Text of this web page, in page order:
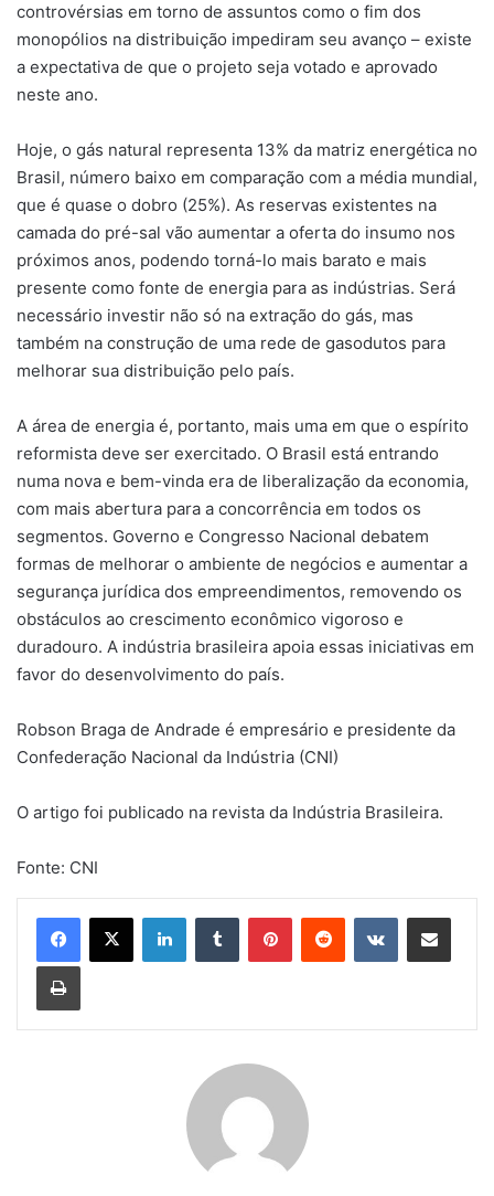
controvérsias em torno de assuntos como o fim dos
monopólios na distribuição impediram seu avanço – existe
a expectativa de que o projeto seja votado e aprovado
neste ano.
Hoje, o gás natural representa 13% da matriz energética no
Brasil, número baixo em comparação com a média mundial,
que é quase o dobro (25%). As reservas existentes na
camada do pré-sal vão aumentar a oferta do insumo nos
próximos anos, podendo torná-lo mais barato e mais
presente como fonte de energia para as indústrias. Será
necessário investir não só na extração do gás, mas
também na construção de uma rede de gasodutos para
melhorar sua distribuição pelo país.
A área de energia é, portanto, mais uma em que o espírito
reformista deve ser exercitado. O Brasil está entrando
numa nova e bem-vinda era de liberalização da economia,
com mais abertura para a concorrência em todos os
segmentos. Governo e Congresso Nacional debatem
formas de melhorar o ambiente de negócios e aumentar a
segurança jurídica dos empreendimentos, removendo os
obstáculos ao crescimento econômico vigoroso e
duradouro. A indústria brasileira apoia essas iniciativas em
favor do desenvolvimento do país.
Robson Braga de Andrade é empresário e presidente da
Confederação Nacional da Indústria (CNI)
O artigo foi publicado na revista da Indústria Brasileira.
Fonte: CNI
LinkedinTumblr PinterestReddit VK Compartilhar via e-mail
Imprimir